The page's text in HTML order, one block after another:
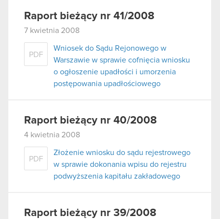
Raport bieżący nr 41/2008
7 kwietnia 2008
PDF
Wniosek do Sądu Rejonowego w
Warszawie w sprawie cofnięcia wniosku
o ogłoszenie upadłości i umorzenia
postępowania upadłościowego
Raport bieżący nr 40/2008
4 kwietnia 2008
PDF
Złożenie wniosku do sądu rejestrowego
w sprawie dokonania wpisu do rejestru
podwyższenia kapitału zakładowego
Raport bieżący nr 39/2008